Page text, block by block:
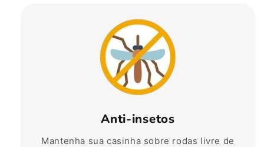
Anti-insetos
Mantenha sua casinha sobre rodas livre de